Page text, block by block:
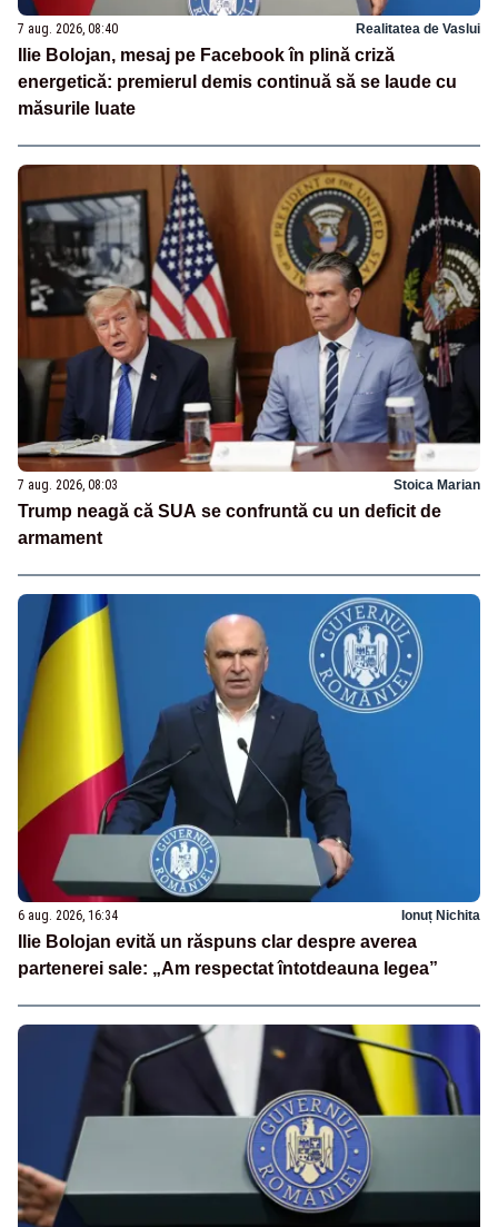
7 aug. 2026, 08:40 Realitatea de Vaslui
Ilie Bolojan, mesaj pe Facebook în plină criză
energetică: premierul demis continuă să se laude cu
măsurile luate
7 aug. 2026, 08:03 Stoica Marian
Trump neagă că SUA se confruntă cu un deficit de
armament
6 aug. 2026, 16:34 Ionuț Nichita
Ilie Bolojan evită un răspuns clar despre averea
partenerei sale: „Am respectat întotdeauna legea”